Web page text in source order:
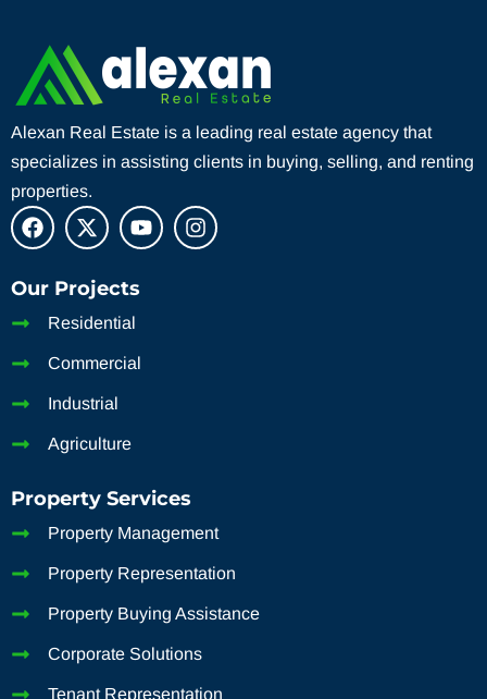
Alexan Real Estate is a leading real estate agency that
specializes in assisting clients in buying, selling, and renting
properties.
Our Projects
Residential
Commercial
Industrial
Agriculture
Property Services
Property Management
Property Representation
Property Buying Assistance
Corporate Solutions
Tenant Representation